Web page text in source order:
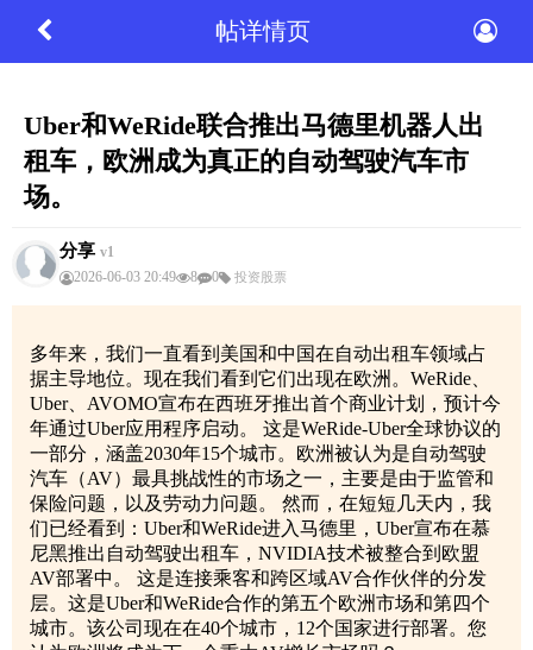
帖详情页
Uber和WeRide联合推出马德里机器人出
租车，欧洲成为真正的自动驾驶汽车市
场。
分享 v1
2026-06-03 20:49
8 0 投资股票
多年来，我们一直看到美国和中国在自动出租车领域占
据主导地位。现在我们看到它们出现在欧洲。WeRide、
Uber、AVOMO宣布在西班牙推出首个商业计划，预计今
年通过Uber应用程序启动。 这是WeRide-Uber全球协议的
一部分，涵盖2030年15个城市。欧洲被认为是自动驾驶
汽车（AV）最具挑战性的市场之一，主要是由于监管和
保险问题，以及劳动力问题。 然而，在短短几天内，我
们已经看到：Uber和WeRide进入马德里，Uber宣布在慕
尼黑推出自动驾驶出租车，NVIDIA技术被整合到欧盟
AV部署中。 这是连接乘客和跨区域AV合作伙伴的分发
层。这是Uber和WeRide合作的第五个欧洲市场和第四个
城市。该公司现在在40个城市，12个国家进行部署。您